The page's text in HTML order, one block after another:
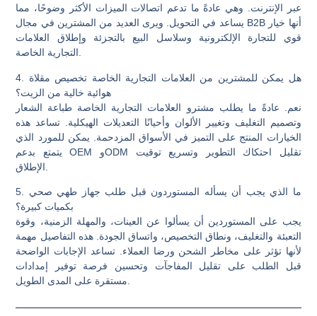
عبر الإنترنت. وهي عادةً ما تدعم اتصالات الميزات الأكثر وضوحًا، مما
يساعد في التحويل. ويرى العديد من المشترين في مجال B2B أنها خيار
قوي للتجارة الإلكترونية وسلاسل البيع بالتجزئة وإطلاق العلامات
التجارية الخاصة.
4. هل يمكن للمشترين من العلامات التجارية الخاصة تخصيص مقلاة
نعم. عادةً ما يطلب مشترو العلامات التجارية الخاصة طباعة الشعار
وتصميم التغليف وتغيير الألوان وأحيانًا التعديلات الهيكلية. تساعد هذه
الخيارات المنتج على التميز في الأسواق المزدحمة. يمكن للمورد الذي
يتمتع بدعم OEM وODM تقليل احتكاك التطوير وتسريع توقيت
5. ما الذي يجب أن يسأله المستوردون قبل طلب جهاز طهي صحي
يجب على المستوردين أن يسألوا عن العينات، والمهلة الزمنية، وقوة
التعبئة والتغليف، ونطاق التخصيص، واتساق الجودة. هذه التفاصيل مهمة
لأنها تؤثر على مخاطر الشحن ورضا العملاء. تساعد الإجابات الواضحة
قبل الطلب على تقليل المفاجآت وتحسين فرصة توفير إمدادات
مستقرة على المدى الطويل.